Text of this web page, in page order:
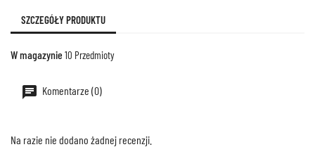
SZCZEGÓŁY PRODUKTU
W magazynie 10 Przedmioty
Komentarze (0)
Na razie nie dodano żadnej recenzji.